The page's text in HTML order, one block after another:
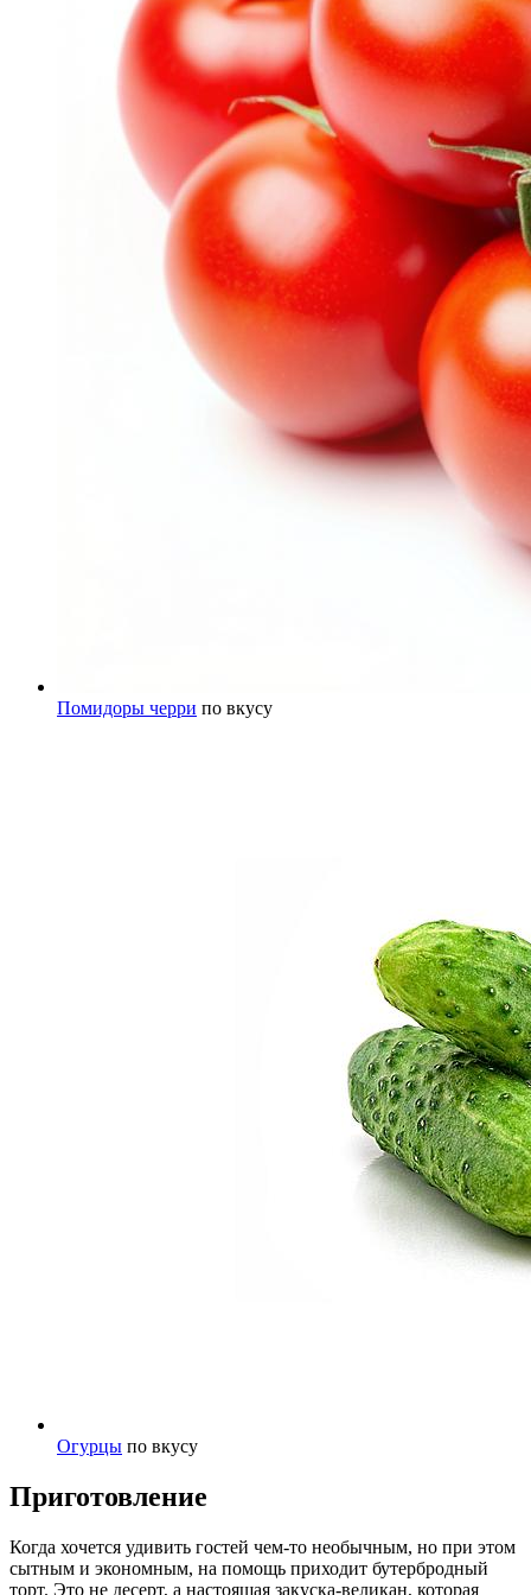
Помидоры черри по вкусу
Огурцы по вкусу
Приготовление
Когда хочется удивить гостей чем-то необычным, но при этом
сытным и экономным, на помощь приходит бутербродный
торт. Это не десерт, а настоящая закуска-великан, которая